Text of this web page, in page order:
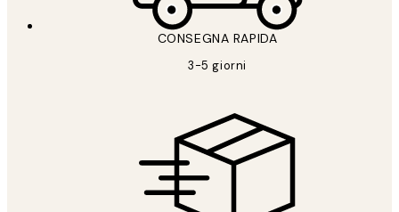
CONSEGNA RAPIDA
3-5 giorni